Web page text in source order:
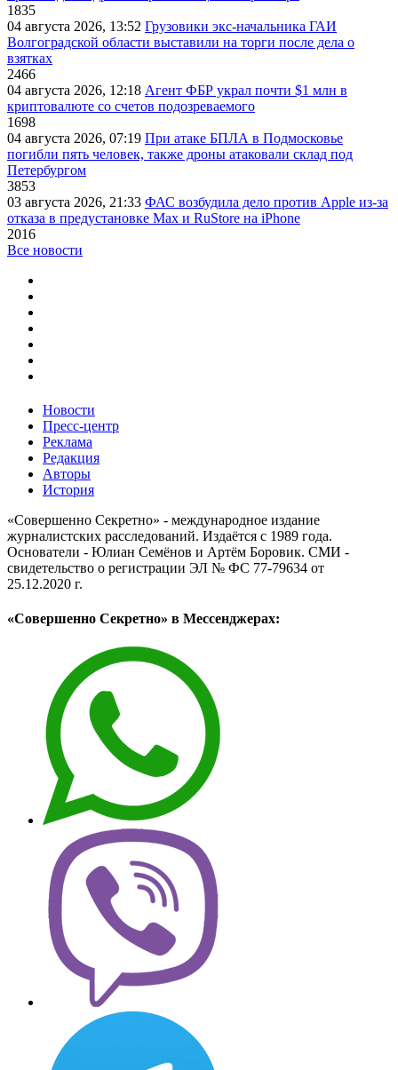
1835
04 августа 2026, 13:52 Грузовики экс-начальника ГАИ
Волгоградской области выставили на торги после дела о
взятках
2466
04 августа 2026, 12:18 Агент ФБР украл почти $1 млн в
криптовалюте со счетов подозреваемого
1698
04 августа 2026, 07:19 При атаке БПЛА в Подмосковье
погибли пять человек, также дроны атаковали склад под
Петербургом
3853
03 августа 2026, 21:33 ФАС возбудила дело против Apple из-за
отказа в предустановке Max и RuStore на iPhone
2016
Все новости
Новости
Пресс-центр
Реклама
Редакция
Авторы
История
«Совершенно Секретно» - международное издание
журналистских расследований. Издаётся с 1989 года.
Основатели - Юлиан Семёнов и Артём Боровик. CМИ -
свидетельство о регистрации ЭЛ № ФС 77-79634 от
25.12.2020 г.
«Совершенно Секретно» в Мессенджерах: